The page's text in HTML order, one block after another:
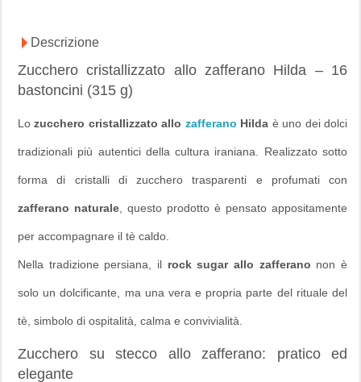
Descrizione
Zucchero cristallizzato allo zafferano Hilda – 16
bastoncini (315 g)
Lozucchero cristallizzato allo zafferano Hilda è uno dei dolci
tradizionali più autentici della cultura iraniana. Realizzato sotto
forma di cristalli di zucchero trasparenti e profumati con
zafferano naturale , questo prodotto è pensato appositamente
per accompagnare il tè caldo.
Nella tradizione persiana, il rock sugar allo zafferano non è
solo un dolcificante, ma una vera e propria parte del rituale del
tè, simbolo di ospitalità, calma e convivialità.
Zucchero su stecco allo zafferano: pratico ed
elegante